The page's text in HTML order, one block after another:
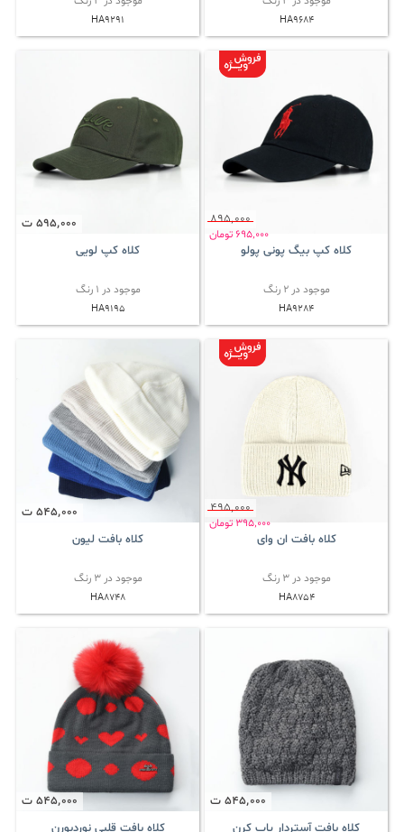
HA9684
HA9291
895٬000
695٬000تومان
کلاه کپ بیگ پونی پولو
موجود در 2 رنگ
HA9284
595٬000 ت
کلاه کپ لویی
موجود در 1 رنگ
HA9195
495٬000
395٬000 تومان
کلاه بافت ان وای
موجود در 3 رنگ
HA8754
545٬000 ت
کلاه بافت لیون
موجود در 3 رنگ
HA8748
545٬000 ت
کلاه بافت آستردار پاپ کرن
545٬000 ت
کلاه بافت قلبی نوردبورن